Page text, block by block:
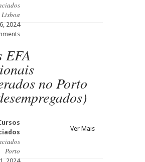
Lisboa
2024
EFA
no Porto
Porto
Ver Mais